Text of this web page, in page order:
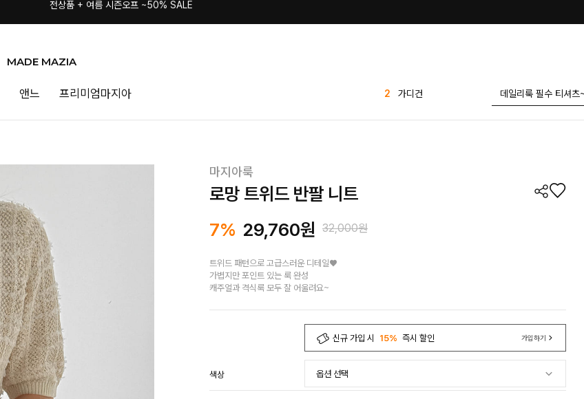
전상품 + 여름 시즌오프 ~50% SALE
MADE MAZIA
앤느 프리미엄마지아
3
세트
4
티셔츠
마지아룩
로망 트위드 반팔 니트
7% 29,760원 32,000원
트위드 패턴으로 고급스러운 디테일♥
가볍지만 포인트 있는 룩 완성
캐주얼과 격식룩 모두 잘 어울려요~
신규 가입 시 15% 즉시 할인 가입하기
색상